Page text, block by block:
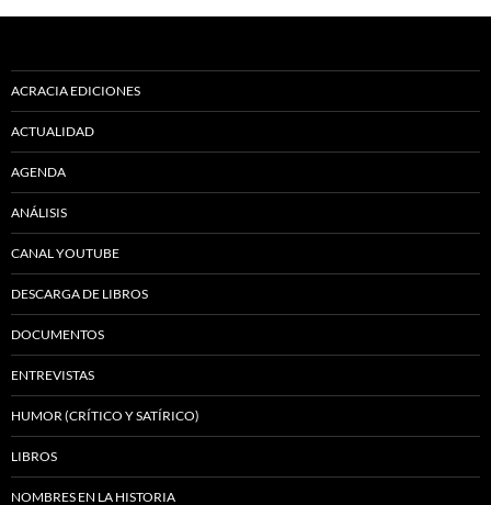
ACRACIA EDICIONES
ACTUALIDAD
AGENDA
ANÁLISIS
CANAL YOUTUBE
DESCARGA DE LIBROS
DOCUMENTOS
ENTREVISTAS
HUMOR (CRÍTICO Y SATÍRICO)
LIBROS
NOMBRES EN LA HISTORIA